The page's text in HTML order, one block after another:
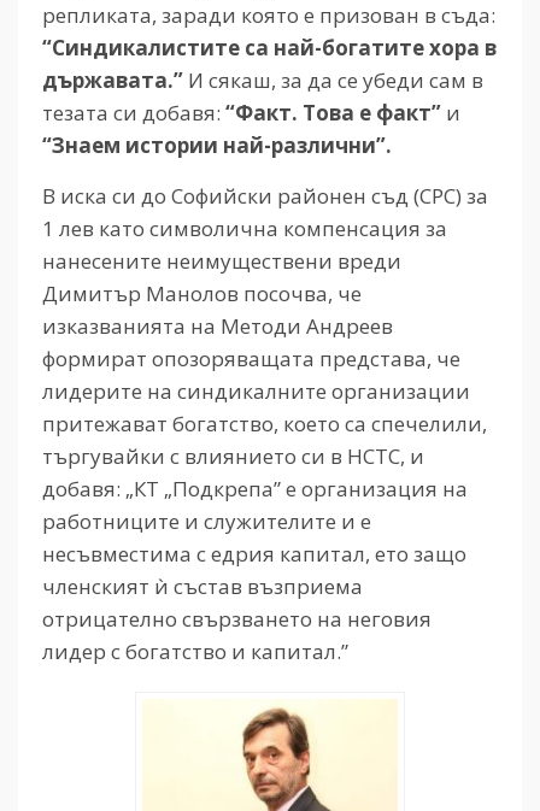
репликата, заради която е призован в съда:
“Синдикалистите са най-богатите хора в
държавата.” И сякаш, за да се убеди сам в
тезата си добавя: “Факт. Това е факт” и
“Знаем истории най-различни”.
В иска си до Софийски районен съд (СРС) за
1 лев като символична компенсация за
нанесените неимуществени вреди
Димитър Манолов посочва, че
изказванията на Методи Андреев
формират опозоряващата представа, че
лидерите на синдикалните организации
притежават богатство, което са спечелили,
търгувайки с влиянието си в НСТС, и
добавя: „КТ „Подкрепа” е организация на
работниците и служителите и е
несъвместима с едрия капитал, ето защо
членският ѝ състав възприема
отрицателно свързването на неговия
лидер с богатство и капитал.”